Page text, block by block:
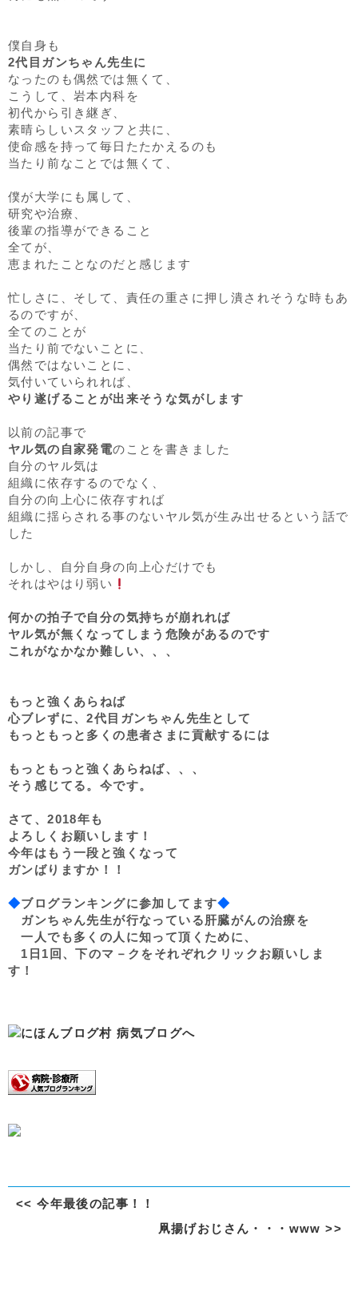
僕自身も
2代目ガンちゃん先生に
なったのも偶然では無くて、
こうして、岩本内科を
初代から引き継ぎ、
素晴らしいスタッフと共に、
使命感を持って毎日たたかえるのも
当たり前なことでは無くて、
僕が大学にも属して、
研究や治療、
後輩の指導ができること
全てが、
恵まれたことなのだと感じます
忙しさに、そして、責任の重さに押し潰されそうな時もあ
るのですが、
全てのことが
当たり前でないことに、
偶然ではないことに、
気付いていられれば、
やり遂げることが出来そうな気がします
以前の記事で
ヤル気の自家発電のことを書きました
自分のヤル気は
組織に依存するのでなく、
自分の向上心に依存すれば
組織に揺らされる事のないヤル気が生み出せるという話で
した
しかし、自分自身の向上心だけでも
それはやはり弱い
何かの拍子で自分の気持ちが崩れれば
ヤル気が無くなってしまう危険があるのです
これがなかなか難しい、、、
もっと強くあらねば
心ブレずに、2代目ガンちゃん先生として
もっともっと多くの患者さまに貢献するには
もっともっと強くあらねば、、、
そう感じてる。今です。
さて、2018年も
よろしくお願いします！
今年はもう一段と強くなって
ガンばりますか！！
◆ブログランキングに参加してます◆
ガンちゃん先生が行なっている肝臓がんの治療を
一人でも多くの人に知って頂くために、
1日1回、下のマ－クをそれぞれクリックお願いしま
す！
<< 今年最後の記事！！
凧揚げおじさん・・・www>>